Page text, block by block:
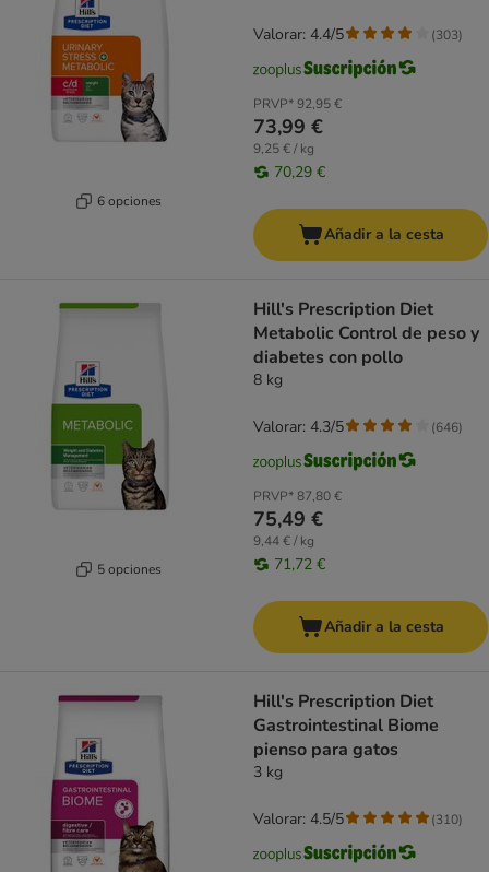
6 opciones
PRVP*92,95 €
73,99 €
9,25 € / kg
70,29 €
Valorar: 4.4/5 (303)
Añadir a la cesta
5 opciones
Hill's Prescription Diet
Metabolic Control de peso y
diabetes con pollo
8 kg
PRVP*87,80 €
75,49 €
9,44 € / kg
71,72 €
Valorar: 4.3/5 (646)
Añadir a la cesta
Hill's Prescription Diet
Gastrointestinal Biome
pienso para gatos
3 kg
Valorar: 4.5/5 (310)